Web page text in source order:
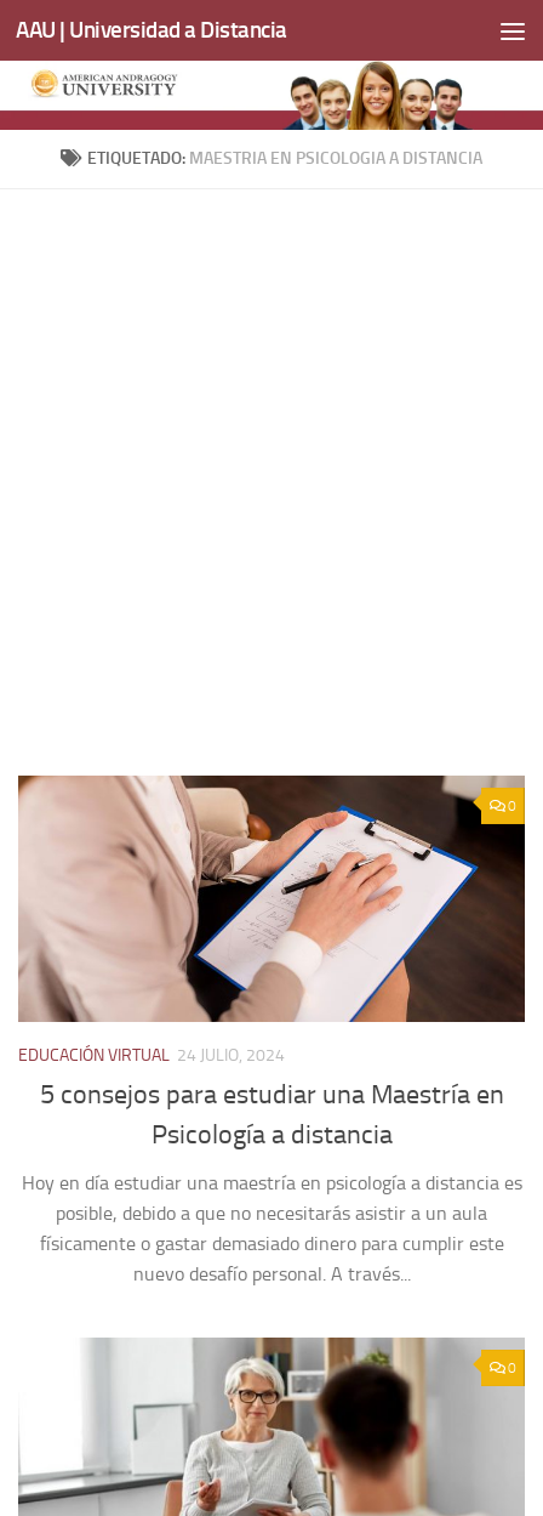
Saltar al contenido
AAU | Universidad a Distancia
ETIQUETADO: MAESTRIA EN PSICOLOGIA A DISTANCIA
0
EDUCACIÓN VIRTUAL 24 JULIO, 2024
5 consejos para estudiar una Maestría en
Psicología a distancia
Hoy en día estudiar una maestría en psicología a distancia es
posible, debido a que no necesitarás asistir a un aula
físicamente o gastar demasiado dinero para cumplir este
nuevo desafío personal. A través...
0